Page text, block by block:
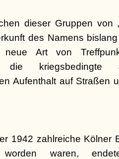
dieser Gruppen von
des Namens
Art von
kriegsbedingte
Aufenthalt auf Straßen
1942 zahlreiche Kölner
worden waren,